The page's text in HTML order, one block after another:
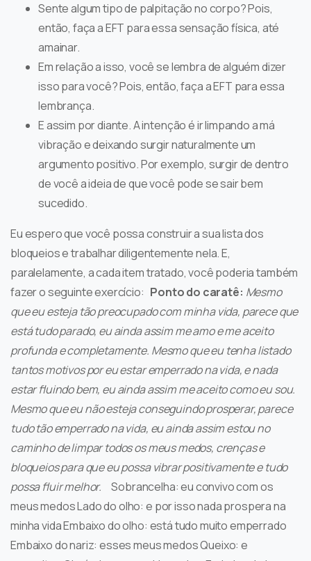
Sente algum tipo de palpitação no corpo? Pois,
então, faça a EFT para essa sensação física, até
amainar.
Em relação a isso, você se lembra de alguém dizer
isso para você? Pois, então, faça a EFT para essa
lembrança.
E assim por diante. A intenção é ir limpando a má
vibração e deixando surgir naturalmente um
argumento positivo. Por exemplo, surgir de dentro
de você a ideia de que você pode se sair bem
sucedido.
Eu espero que você possa construir a sua lista dos
bloqueios e trabalhar diligentemente nela. E,
paralelamente, a cada item tratado, você poderia também
fazer o seguinte exercício: Ponto do caratê: Mesmo
que eu esteja tão preocupado com minha vida, parece que
está tudo parado, eu ainda assim me amo e me aceito
profunda e completamente. Mesmo que eu tenha listado
tantos motivos por eu estar emperrado na vida, e nada
estar fluindo bem, eu ainda assim me aceito como eu sou.
Mesmo que eu não esteja conseguindo prosperar, parece
tudo tão emperrado na vida, eu ainda assim estou no
caminho de limpar todos os meus medos, crenças e
bloqueios para que eu possa vibrar positivamente e tudo
possa fluir melhor. Sobrancelha: eu convivo com os
meus medos Lado do olho: e por isso nada prospera na
minha vida Embaixo do olho: está tudo muito emperrado
Embaixo do nariz: esses meus medos Queixo: e